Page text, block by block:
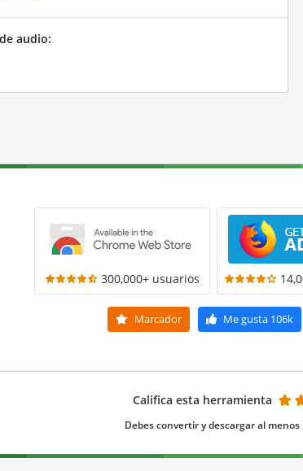
audio:
300,000+ usuarios
Marcador Me gusta 106k
Califica esta herramienta
Debes convertir y descargar al